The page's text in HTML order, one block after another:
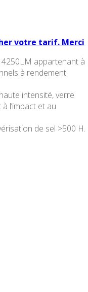
votre tarif. Merci
appartenant à
à rendement
intensité, verre
l’impact et au
de sel >500 H.